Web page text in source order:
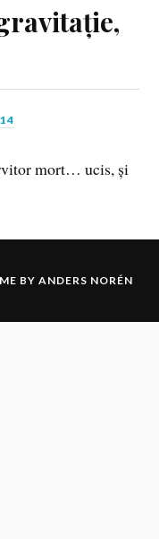
mort… ucis, și
BY ANDERS NORÉN